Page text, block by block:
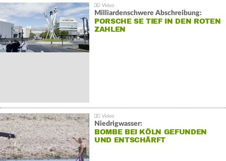
Milliardenschwere Abschreibung:
PORSCHE SE TIEF IN DEN ROTEN
ZAHLEN
Niedrigwasser:
BOMBE BEI KÖLN GEFUNDEN
UND ENTSCHÄRFT